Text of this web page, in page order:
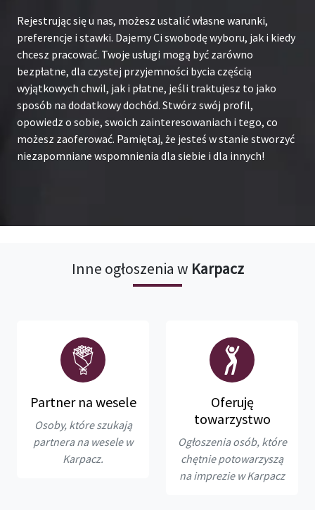
Rejestrując się u nas, możesz ustalić własne warunki,
preferencje i stawki. Dajemy Ci swobodę wyboru, jak i kiedy
chcesz pracować. Twoje usługi mogą być zarówno
bezpłatne, dla czystej przyjemności bycia częścią
wyjątkowych chwil, jak i płatne, jeśli traktujesz to jako
sposób na dodatkowy dochód. Stwórz swój profil,
opowiedz o sobie, swoich zainteresowaniach i tego, co
możesz zaoferować. Pamiętaj, że jesteś w stanie stworzyć
niezapomniane wspomnienia dla siebie i dla innych!
Inne ogłoszenia w Karpacz
Partner na wesele
Osoby, które szukają
partnera na wesele w
Karpacz.
Oferuję
towarzystwo
Ogłoszenia osób, które
chętnie potowarzyszą
na imprezie w Karpacz